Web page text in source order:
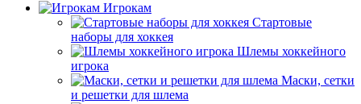
Игрокам
Стартовые
наборы для хоккея
Шлемы хоккейного
игрока
Маски, сетки
и решетки для шлема